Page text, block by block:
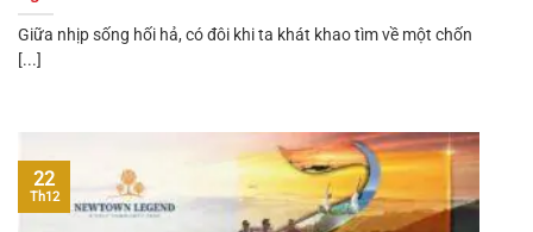
Giữa nhịp sống hối hả, có đôi khi ta khát khao tìm về một chốn
[...]
22
Th12